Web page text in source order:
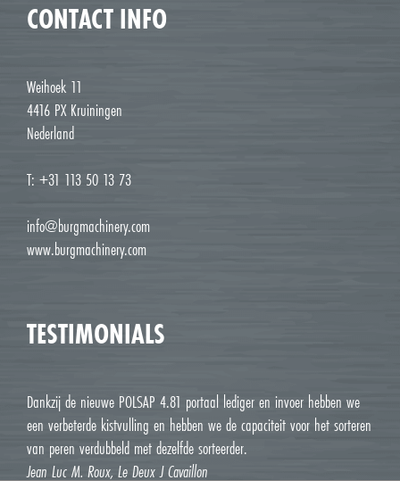
CONTACT INFO
Weihoek 11
4416 PX Kruiningen
Nederland
T: +31 113 50 13 73
info@burgmachinery.com
www.burgmachinery.com
TESTIMONIALS
Dankzij de nieuwe POLSAP 4.81 portaal lediger en invoer hebben we
een verbeterde kistvulling en hebben we de capaciteit voor het sorteren
van peren verdubbeld met dezelfde sorteerder.
Jean Luc M. Roux, Le Deux J Cavaillon